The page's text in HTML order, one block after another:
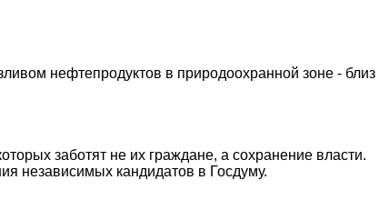
нефтепродуктов в природоохранной зоне - близ
заботят не их граждане, а сохранение власти.
независимых кандидатов в Госдуму.